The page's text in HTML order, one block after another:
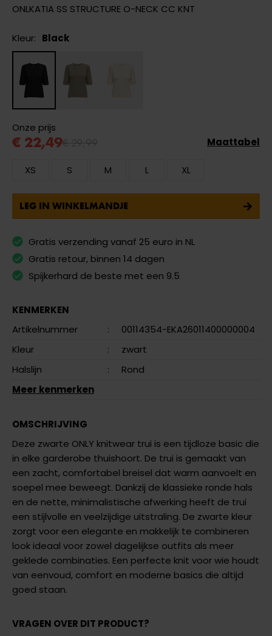
ONLKATIA SS STRUCTURE O-NECK CC KNT
Kleur: Black
Onze prijs
€ 22,49
XS S M L XL
Maattabel
LEG IN WINKELMANDJE
Gratis verzending vanaf 25 euro in NL
Gratis retour, binnen 14 dagen
Spijkerhard de beste met een 9.5
KENMERKEN
Artikelnummer
:
00114354-EKA26011400000004
Kleur
:
zwart
Halslijn
:
Rond
Meer kenmerken
OMSCHRIJVING
Deze zwarte ONLY knitwear trui is een tijdloze basic die
in elke garderobe thuishoort. De trui is gemaakt van
een zacht, comfortabel breisel dat warm aanvoelt en
soepel mee beweegt. Dankzij de klassieke ronde hals
en de nette, minimalistische afwerking heeft de trui
een stijlvolle en veelzijdige uitstraling. De zwarte kleur
zorgt voor een elegante en makkelijk te combineren
look ideaal voor zowel dagelijkse outfits als meer
geklede combinaties. Een perfecte knit voor wie houdt
van eenvoud, comfort en moderne basics die altijd
goed staan.
VRAGEN OVER DIT PRODUCT?